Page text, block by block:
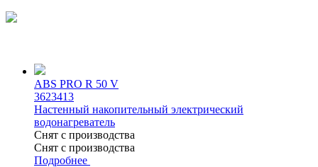
ABS PRO R 50 V
3623413
Настенный накопительный электрический
водонагреватель
Снят с производства
Снят с производства
Подробнее